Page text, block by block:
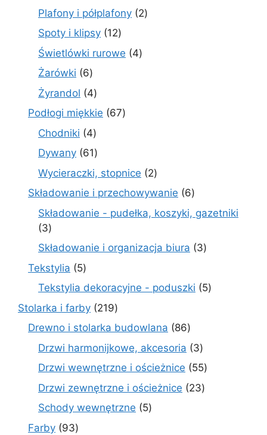
Plafony i półplafony 22
Spoty i klipsy 1212
produktów
Świetlówki rurowe 44
Żarówki 66
produktów
Żyrandol 44
produkty
Podłogi miękkie 6767
Chodniki 44
produkty
Dywany 6161
produktów
Wycieraczki, stopnice 22
produkty
Składowanie i przechowywanie 66
produktów
Składowanie - pudełka, koszyki, gazetniki
33
produkty
Składowanie i organizacja biura 33
Tekstylia 55
produktów
Tekstylia dekoracyjne - poduszki 55
Stolarka i farby 219219
produktów
Drewno i stolarka budowlana 8686
produktów
Drzwi harmonijkowe, akcesoria 33
produkty
Drzwi wewnętrzne i ościeżnice 5555
produktów
Drzwi zewnętrzne i ościeżnice 2323
Schody wewnętrzne 55
Farby 9393